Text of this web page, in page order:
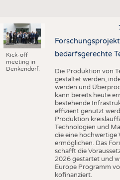
Kick-off
meeting in
Denkendorf.
bedarfsgerechte
Die Produktion von
gestaltet werden,
werden und
kann bereits heute
bestehende
effizient genutzt
Produktion
Technologien und
die eine hochwertige
ermöglichen. Das
schafft die
2026 gestartet und
Europe Programm
kofinanziert.